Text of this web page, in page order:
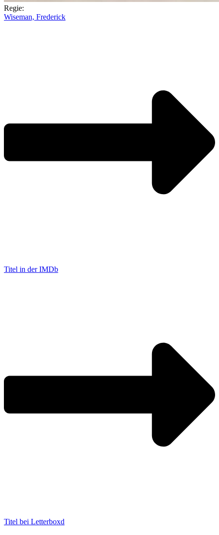
Regie:
Wiseman, Frederick
Titel in der IMDb
Titel bei Letterboxd